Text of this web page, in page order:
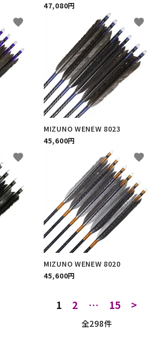
47,080円
favorite
MIZUNO WENEW 8023
45,600円
favorite
favorite
MIZUNO WENEW 8020
45,600円
favorite
1 2 … 15 >
全298件